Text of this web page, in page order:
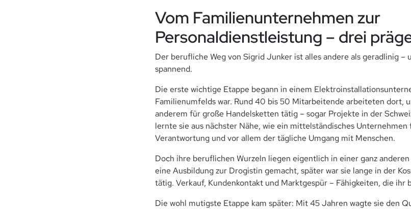
Vom Familienunternehmen zur
Personaldienstleistung – drei
Der berufliche Weg von Sigrid Junker ist alles andere als geradlinig –
spannend.
Die erste wichtige Etappe begann in einem
Familienumfelds war. Rund 40 bis 50 Mitarbeitende arbeiteten dort,
anderem für große Handelsketten tätig – sogar Projekte in der
lernte sie aus nächster Nähe, wie ein mittelständisches
Verantwortung und vor allem der tägliche Umgang mit Menschen.
Doch ihre beruflichen Wurzeln liegen eigentlich in einer ganz
eine Ausbildung zur Drogistin gemacht, später war sie lange in der
tätig. Verkauf, Kundenkontakt und Marktgespür – Fähigkeiten, die ihr
Die wohl mutigste Etappe kam später: Mit 45 Jahren wagte sie den